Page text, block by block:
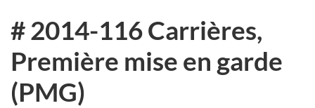
# 2014-116 Carrières,
Première mise en garde
(PMG)